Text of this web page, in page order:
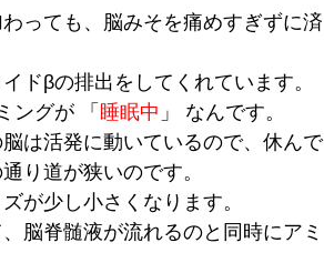
っても、脳みそを痛めすぎずに済
ドβの排出をしてくれています。
ングが 「 睡眠中 」 なんです。
は活発に動いているので、休んで
り道が狭いのです。
が少し小さくなります。
脳脊髄液が流れるのと同時にアミ